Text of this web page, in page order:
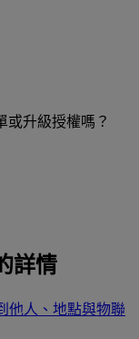
或升級授權嗎？
詳情
他人、地點與物聯